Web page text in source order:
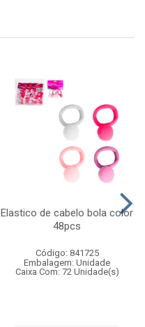
Elastico de cabelo bola color
48pcs
Código: 841725
Embalagem: Unidade
Caixa Com: 72 Unidade(s)